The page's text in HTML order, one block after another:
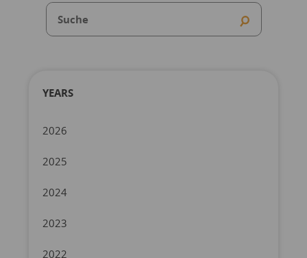
YEARS
2026
2025
2024
2023
2022